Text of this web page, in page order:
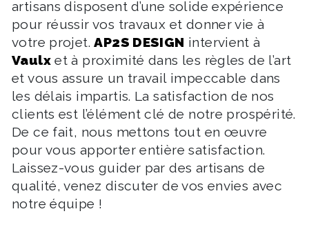
artisans disposent d’une solide expérience
pour réussir vos travaux et donner vie à
votre projet.AP2S DESIGN intervient à
Vaulxet à proximité dans les règles de l’art
et vous assure un travail impeccable dans
les délais impartis. La satisfaction de nos
clients est l’élément clé de notre prospérité.
De ce fait, nous mettons tout en œuvre
pour vous apporter entière satisfaction.
Laissez-vous guider par des artisans de
qualité, venez discuter de vos envies avec
notre équipe !